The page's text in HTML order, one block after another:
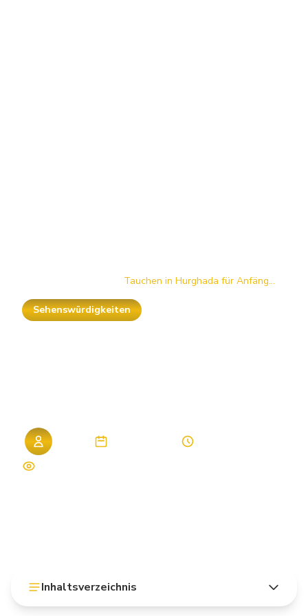
Tauchen in Hurghada für Anfäng...
Sehenswürdigkeiten
Inhaltsverzeichnis